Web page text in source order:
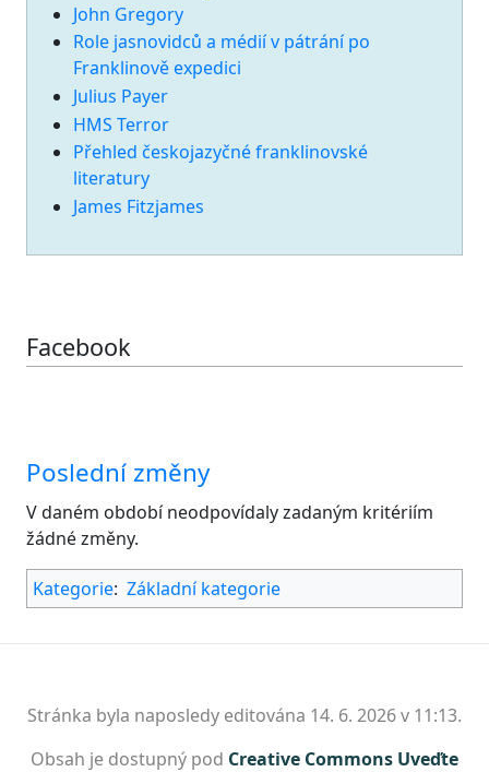
John Gregory
Role jasnovidců a médií v pátrání po
Franklinově expedici
Julius Payer
HMS Terror
Přehled českojazyčné franklinovské
literatury
James Fitzjames
Facebook
Poslední změny
V daném období neodpovídaly zadaným kritériím
žádné změny.
Kategorie: Základní kategorie
Stránka byla naposledy editována 14. 6. 2026 v 11:13.
Obsah je dostupný pod Creative Commons Uveďte